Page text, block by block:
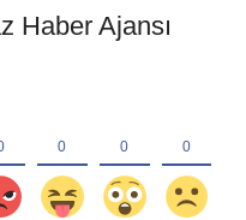
Haber Ajansı